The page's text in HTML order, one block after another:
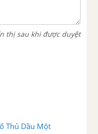
thị sau khi được duyệt
Thủ Dầu Một